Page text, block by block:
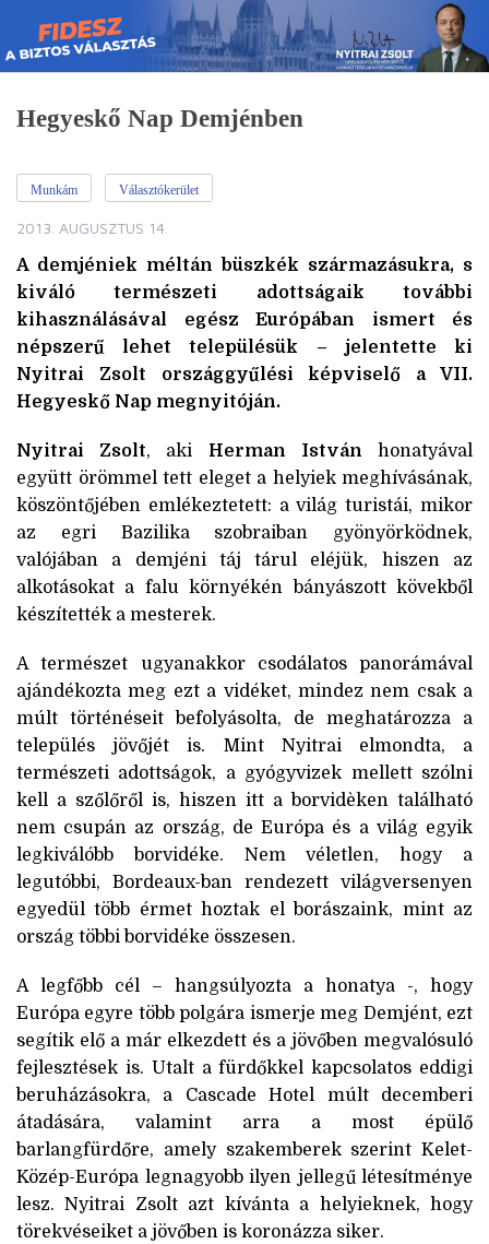
Skip
to
content
Hegyeskő Nap Demjénben
Munkám Választókerület
2013. AUGUSZTUS 14.
A demjéniek méltán büszkék származásukra, s
kiváló természeti adottságaik további
kihasználásával egész Európában ismert és
népszerű lehet településük – jelentette ki
Nyitrai Zsolt országgyűlési képviselő a VII.
Hegyeskő Nap megnyitóján.
Nyitrai Zsolt, aki Herman István honatyával
együtt örömmel tett eleget a helyiek meghívásának,
köszöntőjében emlékeztetett: a világ turistái, mikor
az egri Bazilika szobraiban gyönyörködnek,
valójában a demjéni táj tárul eléjük, hiszen az
alkotásokat a falu környékén bányászott kövekből
készítették a mesterek.
A természet ugyanakkor csodálatos panorámával
ajándékozta meg ezt a vidéket, mindez nem csak a
múlt történéseit befolyásolta, de meghatározza a
település jövőjét is. Mint Nyitrai elmondta, a
természeti adottságok, a gyógyvizek mellett szólni
kell a szőlőről is, hiszen itt a borvidèken található
nem csupán az ország, de Európa és a világ egyik
legkiválóbb borvidéke. Nem véletlen, hogy a
legutóbbi, Bordeaux-ban rendezett világversenyen
egyedül több érmet hoztak el borászaink, mint az
ország többi borvidéke összesen.
A legfőbb cél – hangsúlyozta a honatya -, hogy
Európa egyre több polgára ismerje meg Demjént, ezt
segítik elő a már elkezdett és a jövőben megvalósuló
fejlesztések is. Utalt a fürdőkkel kapcsolatos eddigi
beruházásokra, a Cascade Hotel múlt decemberi
átadására, valamint arra a most épülő
barlangfürdőre, amely szakemberek szerint Kelet-
Közép-Európa legnagyobb ilyen jellegű létesítménye
lesz. Nyitrai Zsolt azt kívánta a helyieknek, hogy
törekvéseiket a jövőben is koronázza siker.